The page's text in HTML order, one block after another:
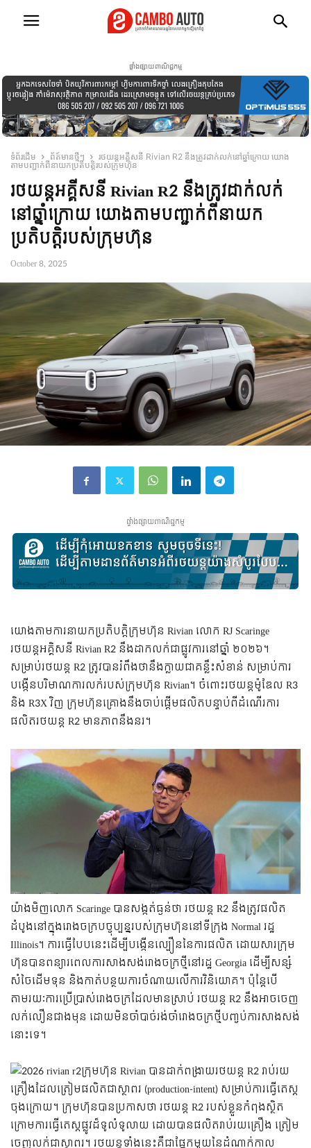
ផ្ទាំងផ្សាយពាណិជ្ជកម្ម
ទំព័រដើម ព័ត៍មានថ្មីៗ
រថយន្ដអគ្គីសនី Rivian R2 នឹងត្រូវដាក់លក់នៅឆ្នាំក្រោយ យោង
តាមបញ្ជាក់ពីនាយកប្រតិបត្តិរបស់ក្រុមហ៊ុន
រថយន្ដអគ្គីសនី Rivian R2 នឹងត្រូវដាក់លក់
នៅឆ្នាំក្រោយ យោងតាមបញ្ជាក់ពីនាយក
ប្រតិបត្តិរបស់ក្រុមហ៊ុន
October 8, 2025
ផ្ទាំងផ្សាយពាណិជ្ជកម្ម
យោងតាមការនាយកប្រតិបត្តិក្រុមហ៊ុន Rivian លោក RJ Scaringe
រថយន្តអគ្គិសនី Rivian R2 នឹងដាកលក់ជាផ្លូវការនៅឆ្នាំ ២០២៦។
សម្រាប់រថយន្ដ R2 ត្រូវបានរំពឹងថានឹងក្លាយជាគន្លឹះសំខាន់ សម្រាប់ការ
បង្កើនបរិមាណការលក់របស់ក្រុមហ៊ុន Rivian។ ចំពោះរថយន្ដម៉ូឌែល R3
និង R3X វិញ ក្រុមហ៊ុនគ្រោងនឹងចាប់ផ្តើមផលិតបន្ទាប់ពីដំណើរការ
ផលិតរថយន្ត R2 មានភាពនឹងនរ។
យ៉ាងមិញលោក Scaringe បានសង្កត់ធ្ងន់ថា រថយន្ត R2 នឹងត្រូវផលិត
ដំបូងនៅក្នុងរោងចក្របច្ចុប្បន្នរបស់ក្រុមហ៊ុននៅទីក្រុង Normal រដ្ឋ
Illinois។ ការធ្វើបែបនេះដើម្បីបង្កើនល្បឿននៃការផលិត ដោយសារក្រុម
ហ៊ុនបានពន្យារពេលការសាងសង់រោងចក្រថ្មីនៅរដ្ឋ Georgia ដើម្បីសន្សំ
សំចៃដើមទុន និងកាត់បន្ថយការចំណាយលើការវិនិយោគ។ ប៉ុន្តែបើ
តាមរយៈការប្រើប្រាស់រោងចក្រដែលមានស្រាប់ រថយន្ត R2 នឹងអាចចេញ
លក់លឿនជាងមុន ដោយមិនចាំបាច់រង់ចាំរោងចក្រថ្មីបញ្ចប់ការសាងសង់
នោះទេ។
ក្រុមហ៊ុន Rivian បានដាក់ពង្រាយរថយន្ត R2 រាប់រយ
គ្រឿងដែលត្រៀមផលិតជាស្ថាពរ (production-intent) សម្រាប់ការធ្វើតេស្ដ
ចុងក្រោយ។ ក្រុមហ៊ុនបានប្រកាសថា រថយន្ត R2 របស់ខ្លួនកំពុងស្ថិត
ក្រោមការធ្វើតេស្តផ្លូវដ៏ទូលំទូលាយ ដោយបានផលិតរាប់រយគ្រឿង ត្រៀម
ចេញលក់ជាស្ថាពរ។ រថយន្តទាំងនេះគឺជាផ្នែកមួយនៃដំណាក់កាល